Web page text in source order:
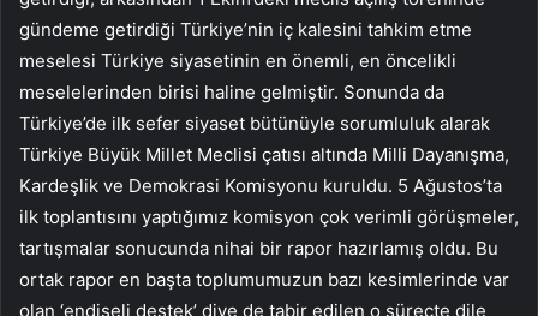
gündeme getirdiği Türkiye’nin iç kalesini tahkim etme
meselesi Türkiye siyasetinin en önemli, en öncelikli
meselelerinden birisi haline gelmiştir. Sonunda da
Türkiye’de ilk sefer siyaset bütünüyle sorumluluk alarak
Türkiye Büyük Millet Meclisi çatısı altında Milli Dayanışma,
Kardeşlik ve Demokrasi Komisyonu kuruldu. 5 Ağustos’ta
ilk toplantısını yaptığımız komisyon çok verimli görüşmeler,
tartışmalar sonucunda nihai bir rapor hazırlamış oldu. Bu
ortak rapor en başta toplumumuzun bazı kesimlerinde var
olan ‘endişeli destek’ diye de tabir edilen o süreçte dile